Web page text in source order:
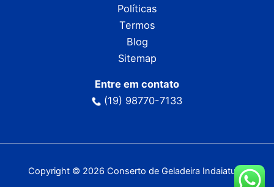
Políticas
Termos
Blog
Sitemap
Entre em contato
(19) 98770-7133
Copyright © 2026 Conserto de Geladeira Indaiatuba